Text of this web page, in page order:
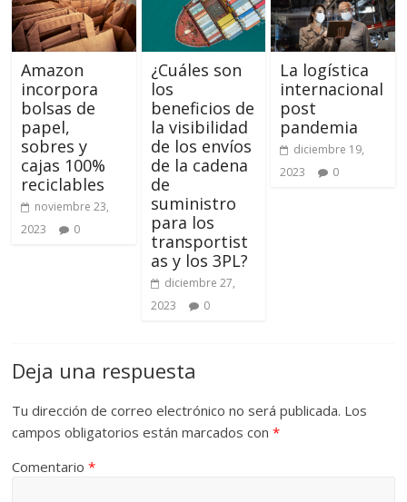
Amazon
incorpora
bolsas de
papel,
sobres y
cajas 100%
reciclables
noviembre 23,
2023
0
¿Cuáles son
los
beneficios de
la visibilidad
de los envíos
de la cadena
de
suministro
para los
transportist
as y los 3PL?
diciembre 27,
2023
0
La logística
internacional
post
pandemia
diciembre 19,
2023
0
Deja una respuesta
Tu dirección de correo electrónico no será publicada. Los
campos obligatorios están marcados con*
Comentario*